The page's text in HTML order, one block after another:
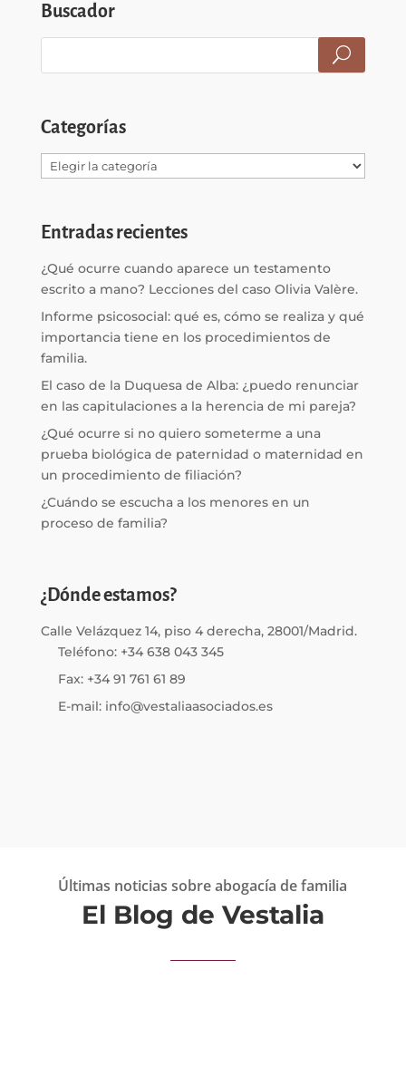
Buscador
Categorías
Categorías
Entradas recientes
¿Qué ocurre cuando aparece un testamento
escrito a mano? Lecciones del caso Olivia Valère.
Informe psicosocial: qué es, cómo se realiza y qué
importancia tiene en los procedimientos de
familia.
El caso de la Duquesa de Alba: ¿puedo renunciar
en las capitulaciones a la herencia de mi pareja?
¿Qué ocurre si no quiero someterme a una
prueba biológica de paternidad o maternidad en
un procedimiento de filiación?
¿Cuándo se escucha a los menores en un
proceso de familia?
¿Dónde estamos?
Calle Velázquez 14, piso 4 derecha, 28001/Madrid.
Teléfono: +34 638 043 345
Fax: +34 91 761 61 89
E-mail: info@vestaliaasociados.es
Últimas noticias sobre abogacía de familia
El Blog de Vestalia